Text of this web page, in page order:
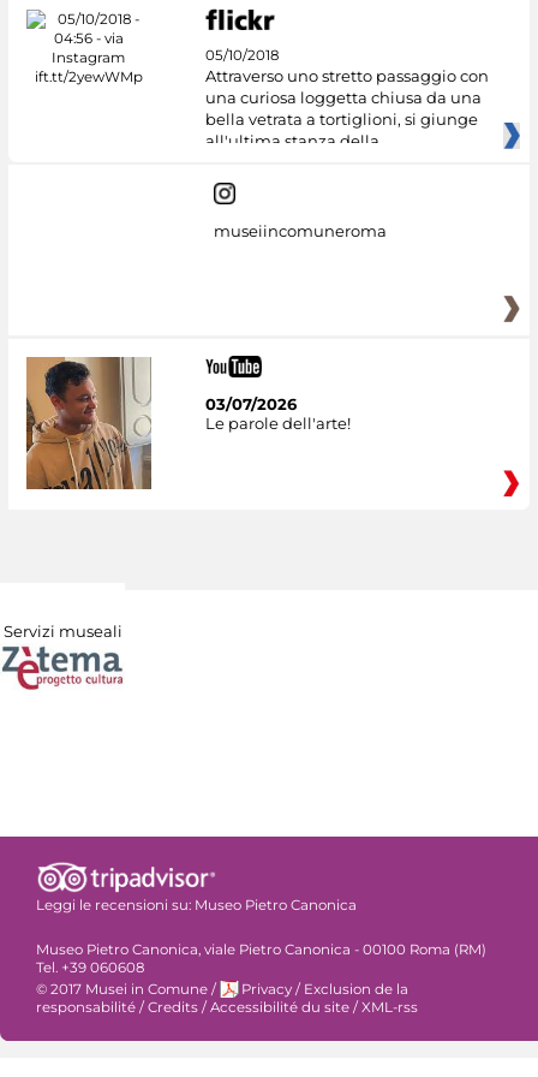
05/10/2018
Attraverso uno stretto passaggio con
una curiosa loggetta chiusa da una
bella vetrata a tortiglioni, si giunge
all'ultima stanza della
museiincomuneroma
03/07/2026
Le parole dell'arte!
Servizi museali
Leggi le recensioni su: Museo Pietro Canonica
Museo Pietro Canonica, viale Pietro Canonica - 00100 Roma (RM)
Tel. +39 060608
© 2017 Musei in Comune / Privacy / Exclusion de la
responsabilité / Credits / Accessibilité du site / XML-rss